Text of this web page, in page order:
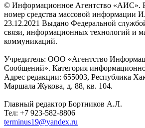
© Информационное Агентство «АИС».
номер средства массовой
23.12.2021 Выдано Федеральной
связи, информационных технологий и
коммуникаций.
Учредитель: ООО «Агентство
Сообщений». Категория
Адрес редакции: 655003, Республика
Маршала Жукова, д. 88, кв. 104.
Главный редактор Бортников А.Л.
Тел: +7 923-582-8806
terminus19@yandex.ru